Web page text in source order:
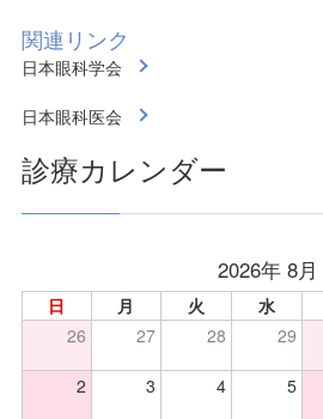
関連リンク
日本眼科学会
日本眼科医会
診療カレンダー
2026年 8月
日 月 火 水
26
27 28 29
2 3 4 5